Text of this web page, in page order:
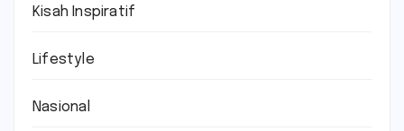
Kisah Inspiratif
Lifestyle
Nasional